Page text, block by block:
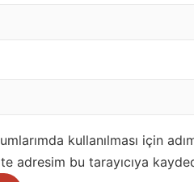
kullanılması için
adresim bu tarayıcıya